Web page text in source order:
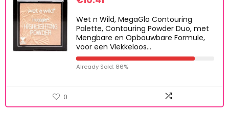
Wet n Wild, MegaGlo Contouring
Palette, Contouring Powder Duo, met
Mengbare en Opbouwbare Formule,
voor een Vlekkeloos…
Already Sold: 86%
0